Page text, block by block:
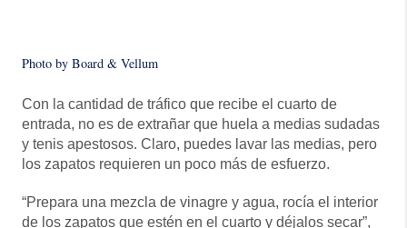
Photo by Board & Vellum
Con la cantidad de tráfico que recibe el cuarto de
entrada, no es de extrañar que huela a medias sudadas
y tenis apestosos. Claro, puedes lavar las medias, pero
los zapatos requieren un poco más de esfuerzo.
“Prepara una mezcla de vinagre y agua, rocía el interior
de los zapatos que estén en el cuarto y déjalos secar”,